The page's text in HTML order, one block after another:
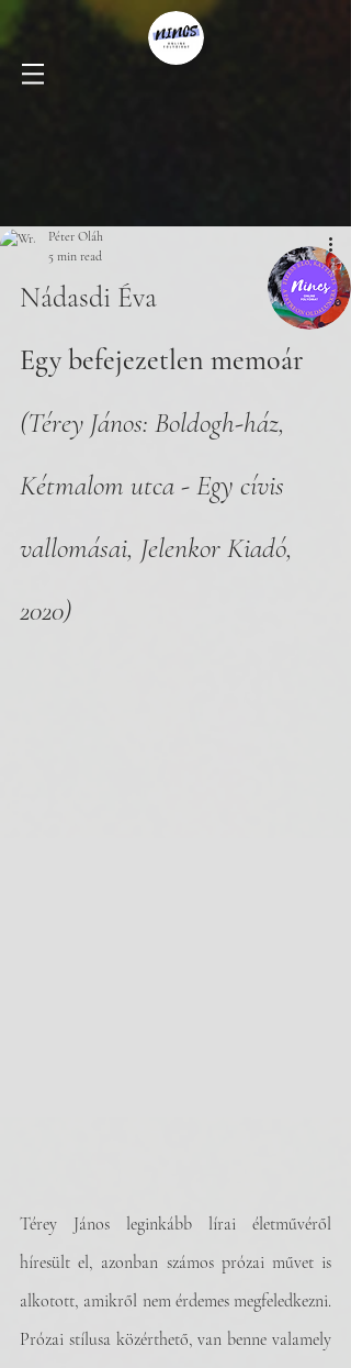
Péter Oláh
5 min read
Nádasdi Éva
Egy befejezetlen memoár
(Térey János: Boldogh-ház,
Kétmalom utca - Egy cívis
vallomásai, Jelenkor Kiadó,
2020)
Térey János leginkább lírai életművéről
híresült el, azonban számos prózai művet is
alkotott, amikről nem érdemes megfeledkezni.
Prózai stílusa közérthető, van benne valamely